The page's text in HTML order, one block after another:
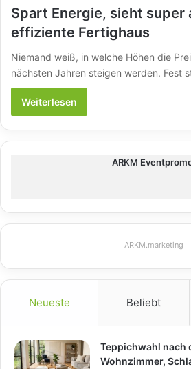
Spart Energie, sieht super
effiziente Fertighaus
Niemand weiß, in welche Höhen die
nächsten Jahren steigen werden. Fest
Weiterlesen
ARKM
ARKM.marketing
Neueste Beliebt
Teppichwahl nach
Wohnzimmer,